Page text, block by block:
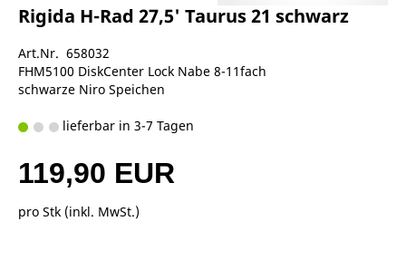
Rigida H-Rad 27,5' Taurus 21 schwarz
Art.Nr. 658032
FHM5100 DiskCenter Lock Nabe 8-11fach
schwarze Niro Speichen
lieferbar in 3-7 Tagen
119,90 EUR
pro Stk (inkl. MwSt.)